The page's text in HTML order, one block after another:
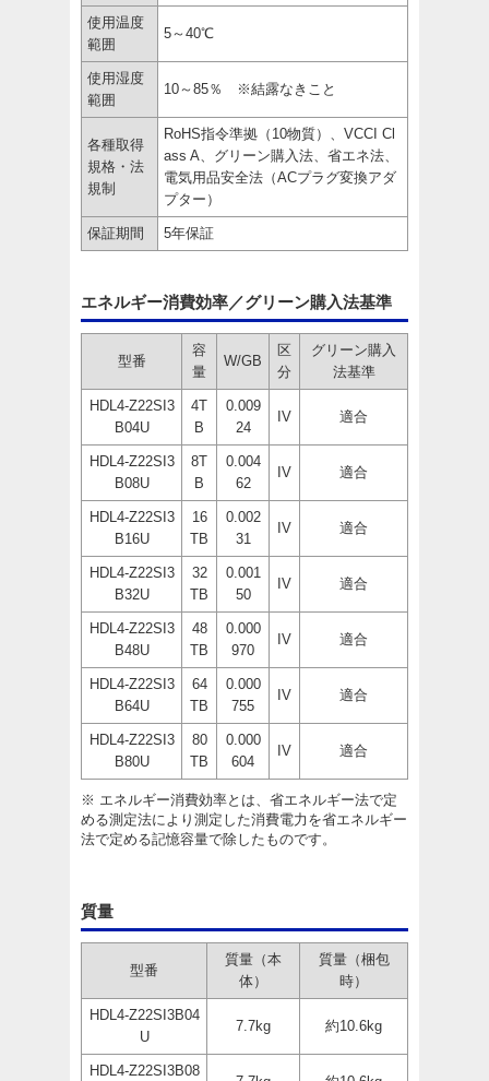
使用温度
範囲
5～40℃
使用湿度
範囲
10～85％ ※結露なきこと
各種取得
規格・法
規制
RoHS指令準拠（10物質）、VCCI Cl
ass A、グリーン購入法、省エネ法、
電気用品安全法（ACプラグ変換アダ
プター）
保証期間 5年保証
エネルギー消費効率／グリーン購入法基準
型番
容
量
W/GB
区
分
グリーン購入
法基準
HDL4-Z22SI3
B04U
4T
B
0.009
24
IV 適合
HDL4-Z22SI3
B08U
8T
B
0.004
62
IV 適合
HDL4-Z22SI3
B16U
16
TB
0.002
31
IV 適合
HDL4-Z22SI3
B32U
32
TB
0.001
50
IV 適合
HDL4-Z22SI3
B48U
48
TB
0.000
970
IV 適合
HDL4-Z22SI3
B64U
64
TB
0.000
755
IV 適合
HDL4-Z22SI3
B80U
80
TB
0.000
604
IV 適合
※ エネルギー消費効率とは、省エネルギー法で定
める測定法により測定した消費電力を省エネルギー
法で定める記憶容量で除したものです。
質量
型番
質量（本
体）
質量（梱包
時）
HDL4-Z22SI3B04
U
7.7kg 約10.6kg
HDL4-Z22SI3B08